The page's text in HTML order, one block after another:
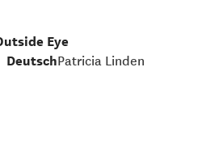
Eye
DeutschPatricia Linden